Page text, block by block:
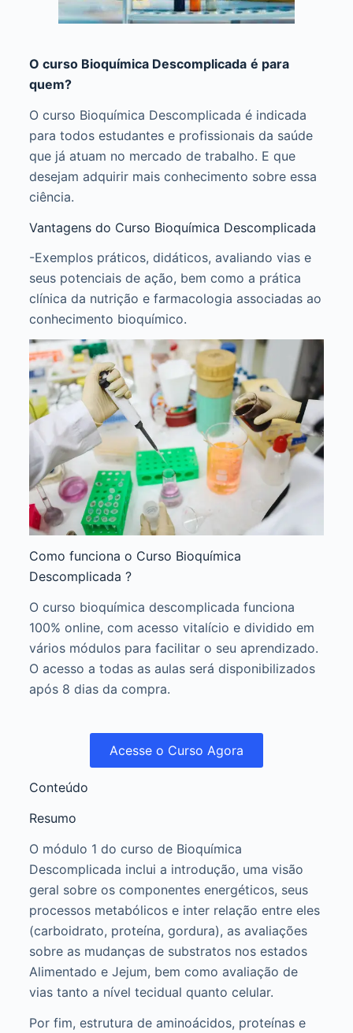
O curso Bioquímica Descomplicada é para
quem?
O curso Bioquímica Descomplicada é indicada
para todos estudantes e profissionais da saúde
que já atuam no mercado de trabalho. E que
desejam adquirir mais conhecimento sobre essa
ciência.
Vantagens do Curso Bioquímica Descomplicada
-Exemplos práticos, didáticos, avaliando vias e
seus potenciais de ação, bem como a prática
clínica da nutrição e farmacologia associadas ao
conhecimento bioquímico.
Como funciona o Curso Bioquímica
Descomplicada ?
O curso bioquímica descomplicada funciona
100% online, com acesso vitalício e dividido em
vários módulos para facilitar o seu aprendizado.
O acesso a todas as aulas será disponibilizados
após 8 dias da compra.
Acesse o Curso Agora
Conteúdo
Resumo
O módulo 1 do curso de Bioquímica
Descomplicada inclui a introdução, uma visão
geral sobre os componentes energéticos, seus
processos metabólicos e inter relação entre eles
(carboidrato, proteína, gordura), as avaliações
sobre as mudanças de substratos nos estados
Alimentado e Jejum, bem como avaliação de
vias tanto a nível tecidual quanto celular.
Por fim, estrutura de aminoácidos, proteínas e